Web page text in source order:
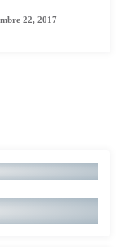
22, 2017